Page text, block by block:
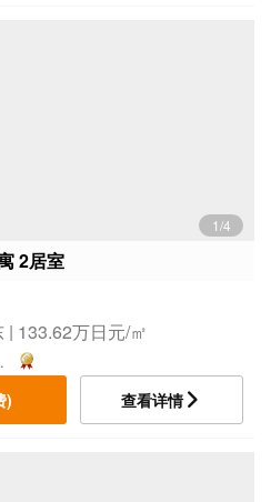
1/4
2居室
| 133.62万日元/㎡
)
查看详情